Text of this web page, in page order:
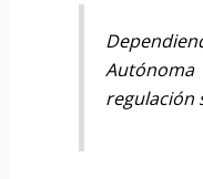
regulación